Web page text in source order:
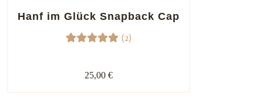
ewertun
gen
Hanf im Glück Snapback Cap
5.00von
(2)
25,00 €